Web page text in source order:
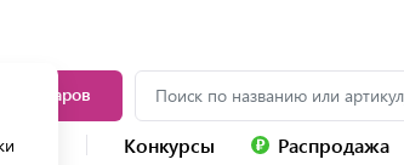
товаров
Конкурсы Распродажа